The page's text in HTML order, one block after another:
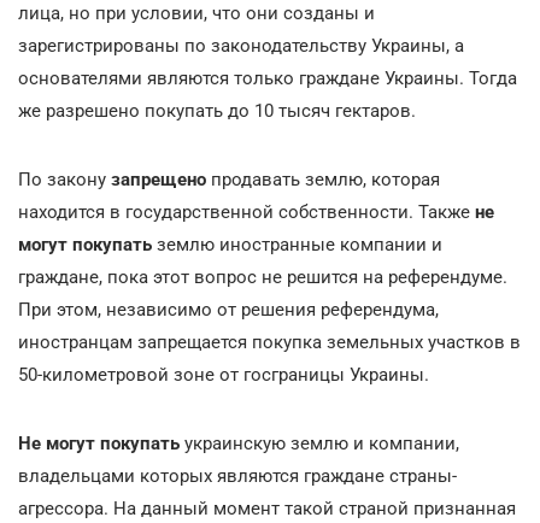
лица, но при условии, что они созданы и
зарегистрированы по законодательству Украины, а
основателями являются только граждане Украины. Тогда
же разрешено покупать до 10 тысяч гектаров.
По закону запрещено продавать землю, которая
находится в государственной собственности. Также не
могут покупать землю иностранные компании и
граждане, пока этот вопрос не решится на референдуме.
При этом, независимо от решения референдума,
иностранцам запрещается покупка земельных участков в
50-километровой зоне от госграницы Украины.
Не могут покупать украинскую землю и компании,
владельцами которых являются граждане страны-
агрессора. На данный момент такой страной признанная